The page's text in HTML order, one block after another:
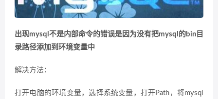
出现mysql不是内部命令的错误是因为没有把mysql的bin目
录路径添加到环境变量中
解决方法：
打开电脑的环境变量，选择系统变量，打开Path，将mysql